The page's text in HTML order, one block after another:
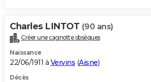
Charles LINTOT (90 ans)
Créer une cagnotte obsèques
Naissance
22/06/1911 à Vervins (Aisne)
Décès